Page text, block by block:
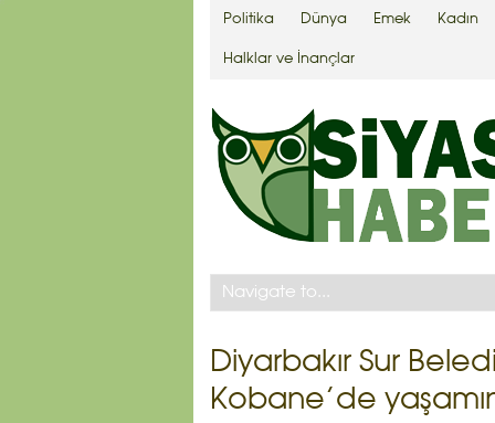
Politika Dünya Emek Kadın
Halklar ve İnançlar
Diyarbakır Sur
Kobane’de